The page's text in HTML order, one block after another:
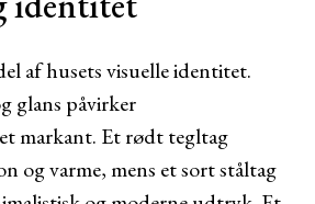
af husets visuelle identitet.
glans påvirker
markant. Et rødt tegltag
og varme, mens et sort ståltag